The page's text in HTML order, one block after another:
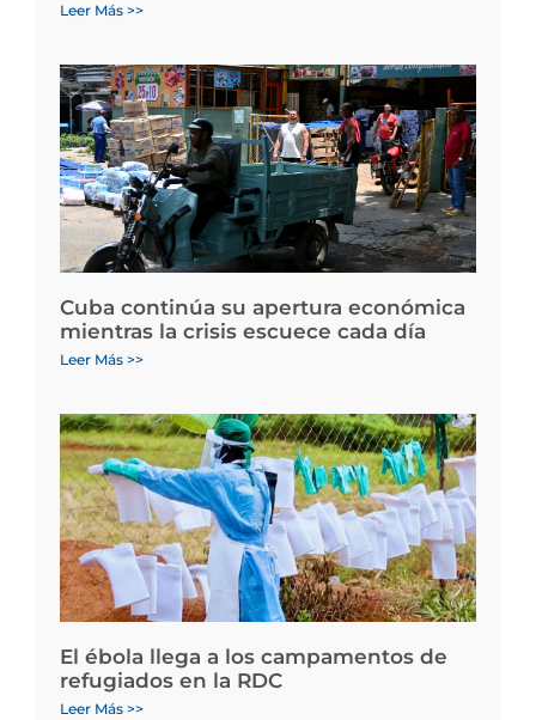
Leer Más >>
Cuba continúa su apertura económica
mientras la crisis escuece cada día
Leer Más >>
El ébola llega a los campamentos de
refugiados en la RDC
Leer Más >>